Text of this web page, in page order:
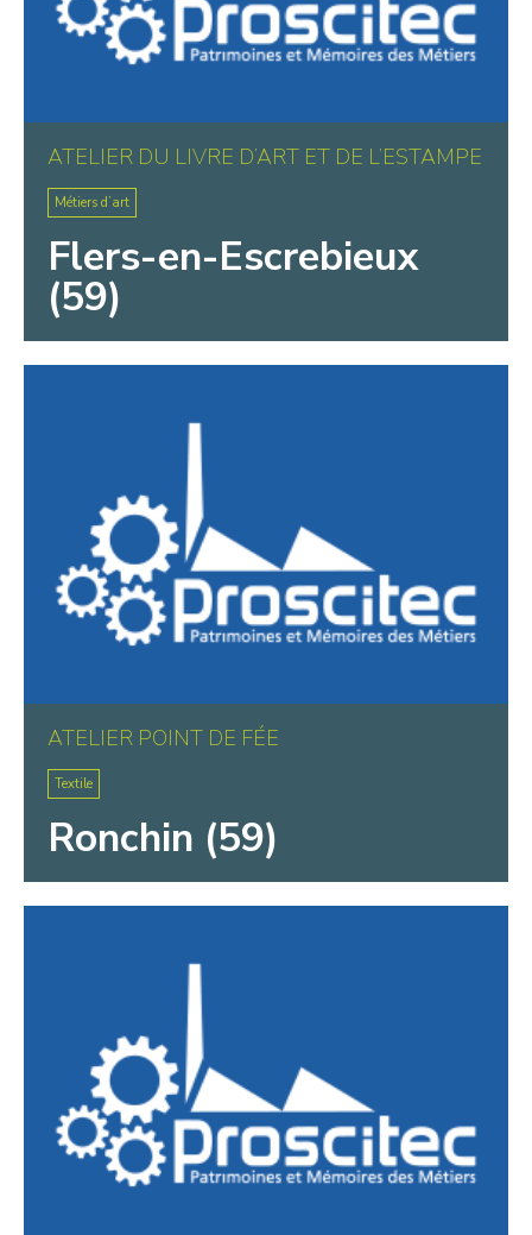
ATELIER DU LIVRE D’ART ET DE L’ESTAMPE
Métiers d’art
Flers-en-Escrebieux
(59)
ATELIER POINT DE FÉE
Textile
Ronchin (59)